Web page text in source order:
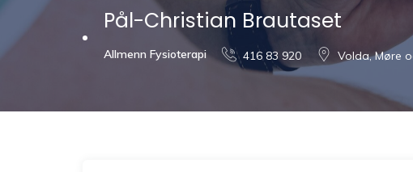
Pål-Christian Brautaset
Allmenn Fysioterapi 416 83 920 Volda, Møre